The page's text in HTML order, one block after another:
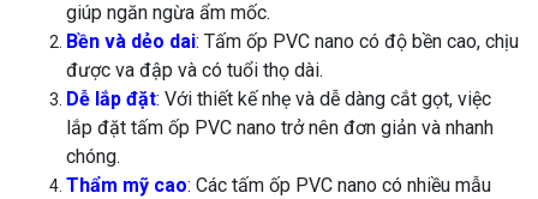
giúp ngăn ngừa ẩm mốc.
Bền và dẻo dai: Tấm ốp PVC nano có độ bền cao, chịu
được va đập và có tuổi thọ dài.
Dễ lắp đặt: Với thiết kế nhẹ và dễ dàng cắt gọt, việc
lắp đặt tấm ốp PVC nano trở nên đơn giản và nhanh
chóng.
Thẩm mỹ cao: Các tấm ốp PVC nano có nhiều mẫu